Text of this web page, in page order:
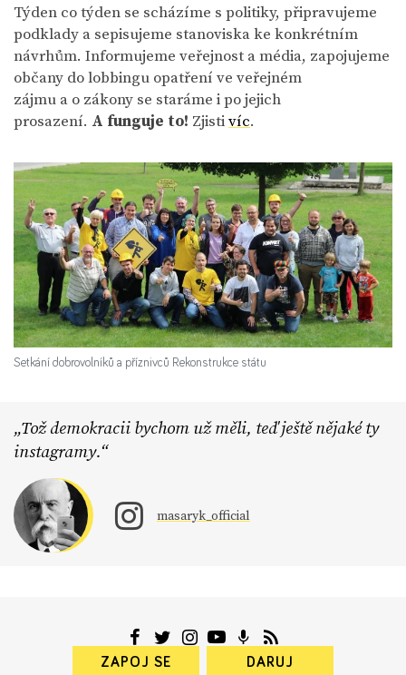
Týden co týden se scházíme s politiky, připravujeme
podklady a sepisujeme stanoviska ke konkrétním
návrhům. Informujeme veřejnost a média, zapojujeme
občany do lobbingu opatření ve veřejném
zájmu a o zákony se staráme i po jejich
prosazení. A funguje to! Zjistivíc.
Setkání dobrovolníků a příznivců Rekonstrukce státu
Tož demokracii bychom už měli, teď ještě nějaké ty
instagramy.
masaryk_official
ZAPOJ SE DARUJ